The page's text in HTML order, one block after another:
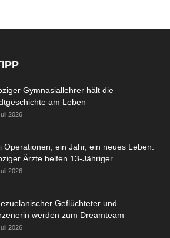
Gymnasiallehrer hält die
am Leben
2026
Operationen, ein Jahr, ein neues Leben:
Ärzte helfen 13-Jähriger...
2026
Geflüchteter und
werden zum Dreamteam
2026